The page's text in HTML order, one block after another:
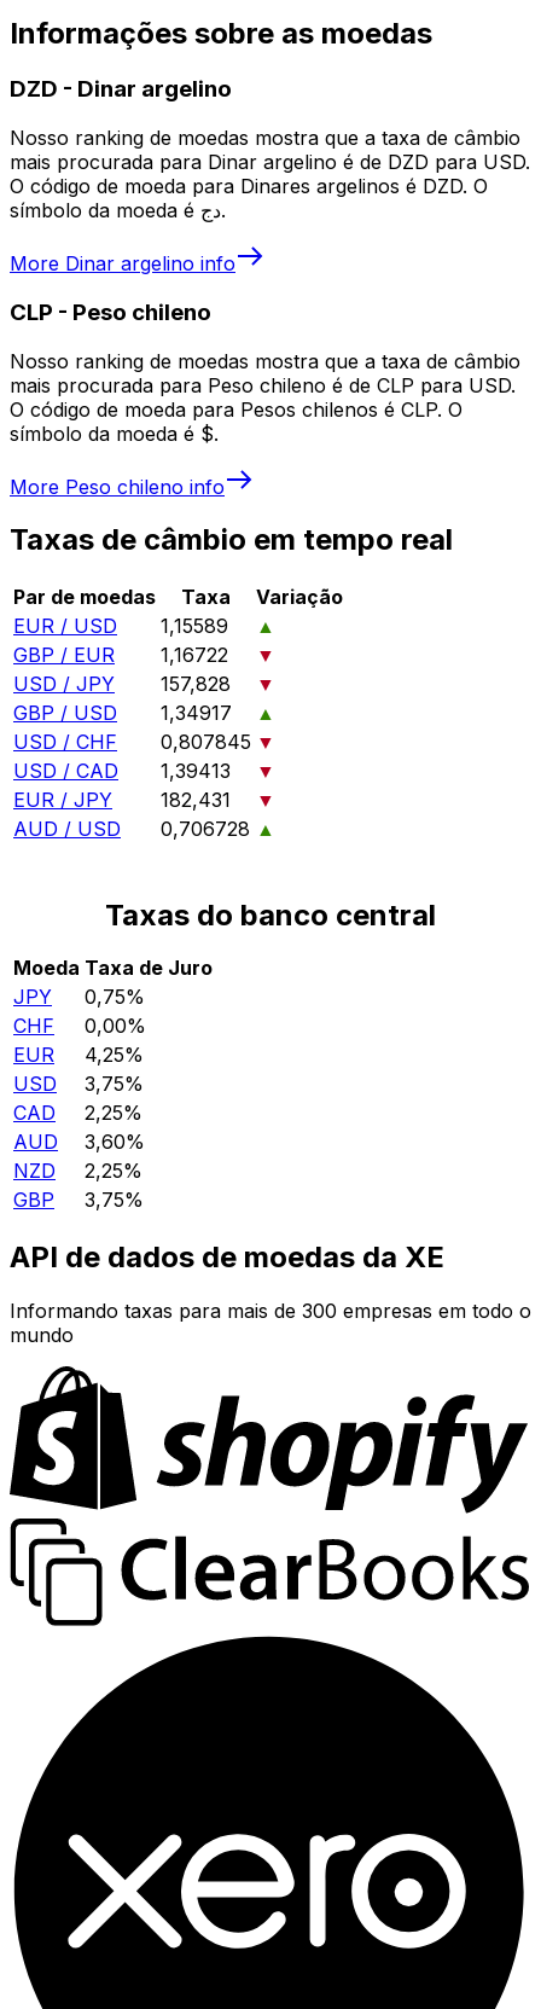
Informações sobre as moedas
DZD - Dinar argelino
Nosso ranking de moedas mostra que a taxa de câmbio
mais procurada para Dinar argelino é de DZD para USD.
O código de moeda para Dinares argelinos é DZD. O
símbolo da moeda é دج.
More Dinar argelino info
CLP - Peso chileno
Nosso ranking de moedas mostra que a taxa de câmbio
mais procurada para Peso chileno é de CLP para USD.
O código de moeda para Pesos chilenos é CLP. O
símbolo da moeda é $.
More Peso chileno info
Taxas de câmbio em tempo real
Par de moedas Taxa
Variação
EUR / USD
1,15589
▲
GBP / EUR
1,16722
▼
USD / JPY
157,828
▼
GBP / USD
1,34917
▲
USD / CHF
0,807845 ▼
USD / CAD
1,39413
▼
EUR / JPY
182,431
▼
AUD / USD
0,706728 ▲
Taxas do banco central
Moeda Taxa de Juro
JPY
0,75%
CHF
0,00%
EUR
4,25%
USD
3,75%
CAD
2,25%
AUD
3,60%
NZD
2,25%
GBP
3,75%
API de dados de moedas da XE
Informando taxas para mais de 300 empresas em todo o
mundo